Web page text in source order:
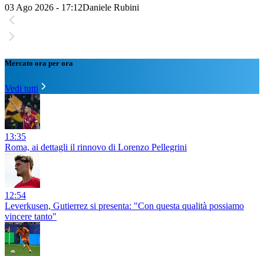
03 Ago 2026 - 17:12Daniele Rubini
Mercato ora per ora
Vedi tutti
13:35
Roma, ai dettagli il rinnovo di Lorenzo Pellegrini
12:54
Leverkusen, Gutierrez si presenta: "Con questa qualità possiamo
vincere tanto"